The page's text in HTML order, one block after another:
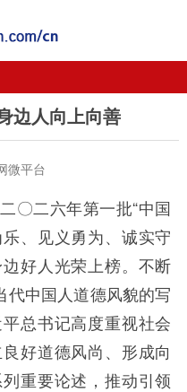
企业党建
边人向上向善
微平台
〇二六年第一批“中国
、见义勇为、诚实守
好人光荣上榜。不断
代中国人道德风貌的写
总书记高度重视社会
好道德风尚、形成向
重要论述，推动引领